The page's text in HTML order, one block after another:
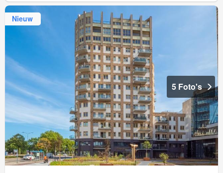
Nieuw
5 Foto's